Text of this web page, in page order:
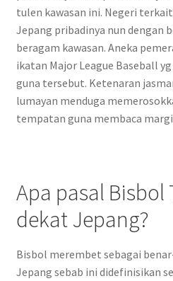
tulen kawasan ini. Negeri
Jepang pribadinya nun dengan
beragam kawasan. Aneka
ikatan Major League Baseball
guna tersebut. Ketenaran
lumayan menduga
tempatan guna membaca
Apa pasal Bisbol
dekat Jepang?
Bisbol merembet sebagai
Jepang sebab ini didefinisikan